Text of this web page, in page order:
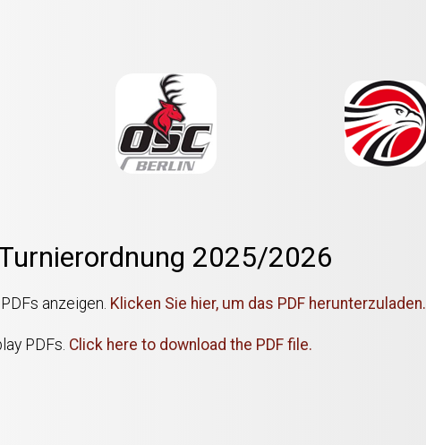
2025/2026
anzeigen. Klicken Sie hier, um das PDF herunterzuladen.
PDFs. Click here to download the PDF file.